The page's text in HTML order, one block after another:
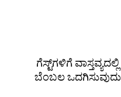
ಗೆಸ್ಟ್‌ಗಳಿಗೆ ವಾಸ್ತವ್ಯದಲ್ಲಿ
ಬೆಂಬಲ ಒದಗಿಸುವುದು